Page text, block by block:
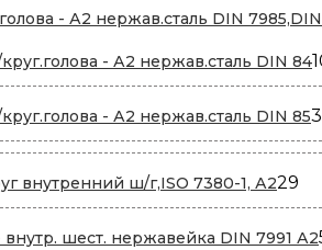
- А2 нержав.сталь DIN
- А2 нержав.сталь DIN 84
- А2 нержав.сталь DIN 853
внутренний ш/г,ISO 7380-1, А229
внутр. шест. нержавейка DIN 7991 А2